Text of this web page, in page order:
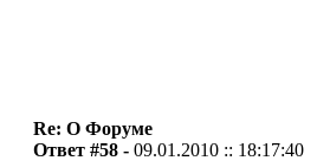
Re: О Форуме
Ответ #58 -09.01.2010 :: 18:17:40